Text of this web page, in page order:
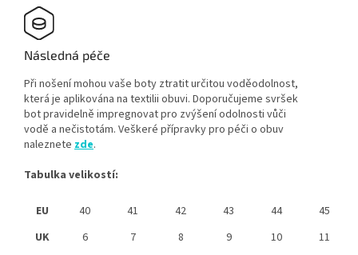
Následná péče
Při nošení mohou vaše boty ztratit určitou voděodolnost,
která je aplikována na textilii obuvi. Doporučujeme svršek
bot pravidelně impregnovat pro zvýšení odolnosti vůči
vodě a nečistotám. Veškeré přípravky pro péči o obuv
naleznete zde.
Tabulka velikostí:
EU 40 41 42 43 44
45
UK
6 7 8 9 10
11